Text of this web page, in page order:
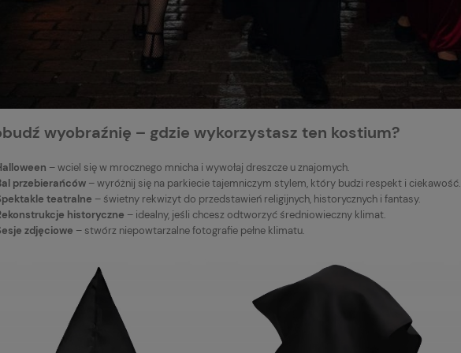
wyobraźnię – gdzie wykorzystasz ten kostium?
– wciel się w mrocznego mnicha i wywołaj dreszcze u znajomych.
przebierańców – wyróżnij się na parkiecie tajemniczym stylem, który budzi respekt i ciekawość.
teatralne – świetny rekwizyt do przedstawień religijnych, historycznych i fantasy.
historyczne – idealny, jeśli chcesz odtworzyć średniowieczny klimat.
zdjęciowe – stwórz niepowtarzalne fotografie pełne klimatu.